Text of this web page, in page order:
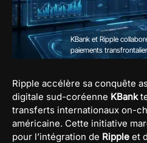
KBank et Ripple
paiements
Ripple accélère sa conquête
digitale sud-coréenne KBank
transferts internationaux on-
américaine. Cette initiative
pour l’intégration de Ripple et